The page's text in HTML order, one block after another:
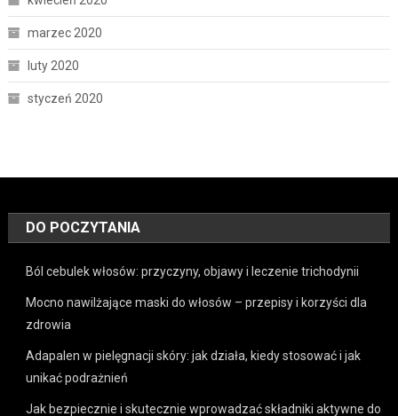
marzec 2020
luty 2020
styczeń 2020
DO POCZYTANIA
Ból cebulek włosów: przyczyny, objawy i leczenie trichodynii
Mocno nawilżające maski do włosów – przepisy i korzyści dla
zdrowia
Adapalen w pielęgnacji skóry: jak działa, kiedy stosować i jak
unikać podrażnień
Jak bezpiecznie i skutecznie wprowadzać składniki aktywne do